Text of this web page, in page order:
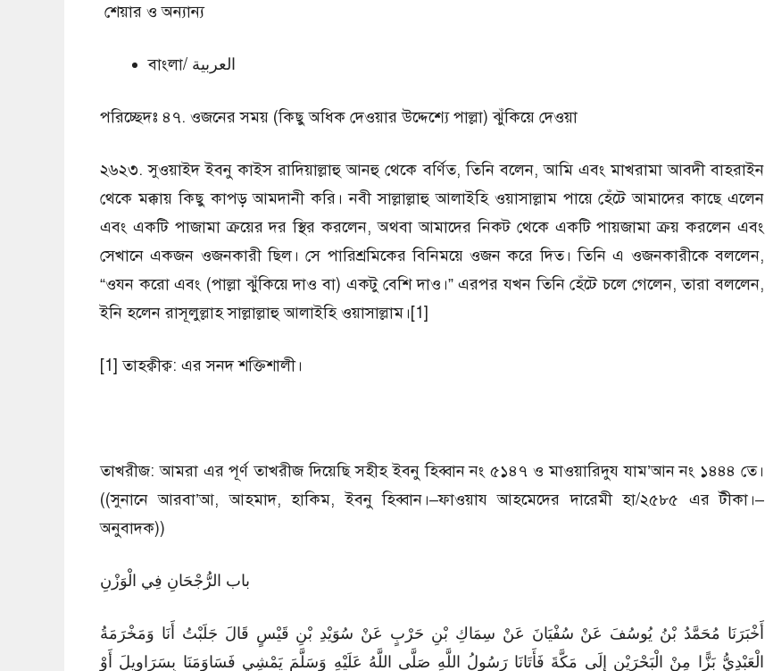
শেয়ার ও অন্যান্য
বাংলা/ العربية
পরিচ্ছেদঃ ৪৭. ওজনের সময় (কিছু অধিক দেওয়ার উদ্দেশ্যে পাল্লা) ঝুঁকিয়ে দেওয়া
২৬২৩. সুওয়াইদ ইবনু কাইস রাদিয়াল্লাহু আনহু থেকে বর্ণিত, তিনি বলেন, আমি এবং মাখরামা আবদী বাহরাইন
থেকে মক্কায় কিছু কাপড় আমদানী করি। নবী সাল্লাল্লাহু আলাইহি ওয়াসাল্লাম পায়ে হেঁটে আমাদের কাছে এলেন
এবং একটি পাজামা ক্রয়ের দর স্থির করলেন, অথবা আমাদের নিকট থেকে একটি পায়জামা ক্রয় করলেন এবং
সেখানে একজন ওজনকারী ছিল। সে পারিশ্রমিকের বিনিময়ে ওজন করে দিত। তিনি এ ওজনকারীকে বললেন,
“ওযন করো এবং (পাল্লা ঝুঁকিয়ে দাও বা) একটু বেশি দাও।” এরপর যখন তিনি হেঁটে চলে গেলেন, তারা বললেন,
ইনি হলেন রাসূলুল্লাহ সাল্লাল্লাহু আলাইহি ওয়াসাল্লাম।[1]
[1] তাহক্বীক্ব: এর সনদ শক্তিশালী।
তাখরীজ: আমরা এর পূর্ণ তাখরীজ দিয়েছি সহীহ ইবনু হিব্বান নং ৫১৪৭ ও মাওয়ারিদুয যাম’আন নং ১৪৪৪ তে।
((সুনানে আরবা’আ, আহমাদ, হাকিম, ইবনু হিব্বান।–ফাওয়ায আহমেদের দারেমী হা/২৫৮৫ এর টীকা।–
অনুবাদক))
باب الرُّجْحَانِ فِي الْوَزْنِ
أَخْبَرَنَا مُحَمَّدُ بْنُ يُوسُفَ عَنْ سُفْيَانَ عَنْ سِمَاكِ بْنِ حَرْبٍ عَنْ سُوَيْدِ بْنِ قَيْسٍ قَالَ جَلَبْتُ أَنَا وَمَخْرَمَةُ
الْعَبْدِيُّ بَزًّا مِنْ الْبَحْرَيْنِ إِلَى مَكَّةَ فَأَتَانَا رَسُولُ اللَّهِ صَلَّى اللَّهُ عَلَيْهِ وَسَلَّمَ يَمْشِي فَسَاوَمَنَا بِسَرَاوِيلَ أَوْ